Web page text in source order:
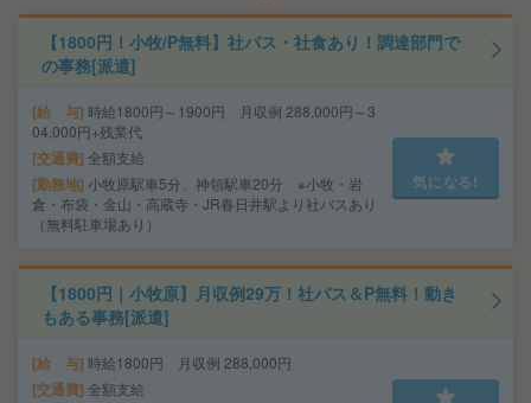
【1800円！小牧/P無料】社バス・社食あり！調達部門で
の事務[派遣]
給 与 時給1800円～1900円 月収例 288,000円～3
04,000円+残業代
交通費 全額支給
勤務地 小牧原駅車5分、神領駅車20分 ※小牧・岩
倉・布袋・金山・高蔵寺・JR春日井駅より社バスあり
（無料駐車場あり）
気になる!
【1800円｜小牧原】月収例29万！社バス＆P無料！動き
もある事務[派遣]
給 与 時給1800円 月収例 288,000円
交通費 全額支給